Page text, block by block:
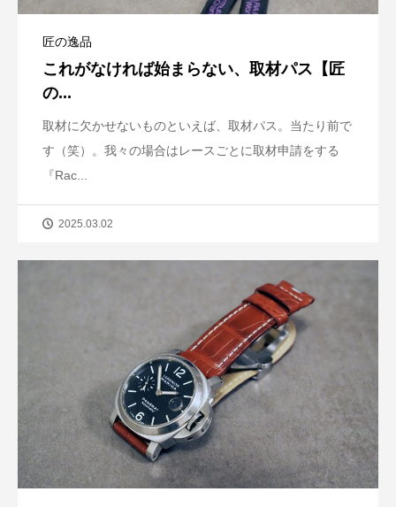
匠の逸品
これがなければ始まらない、取材パス【匠
の...
取材に欠かせないものといえば、取材パス。当たり前で
す（笑）。我々の場合はレースごとに取材申請をする
『Rac...
2025.03.02